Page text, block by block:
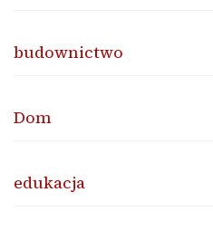
budownictwo
Dom
edukacja